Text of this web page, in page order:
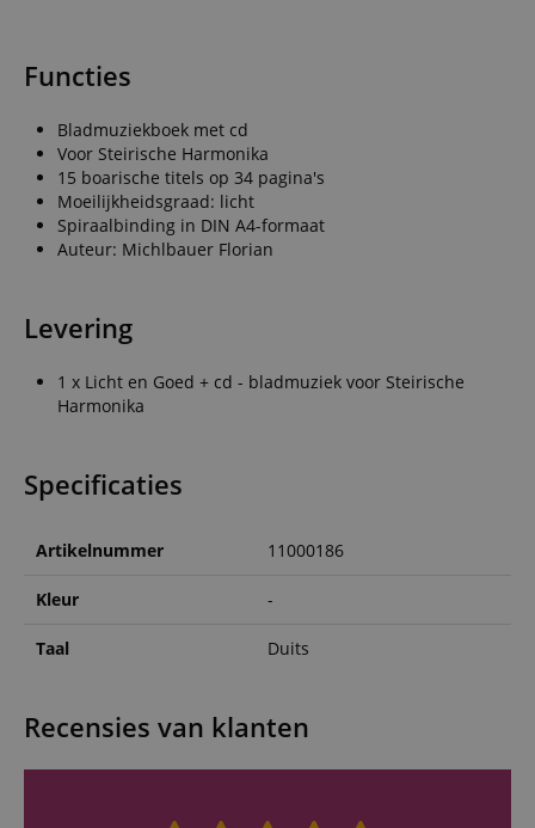
Functies
Bladmuziekboek met cd
Voor Steirische Harmonika
15 boarische titels op 34 pagina's
Moeilijkheidsgraad: licht
Spiraalbinding in DIN A4-formaat
Auteur: Michlbauer Florian
Levering
1 x Licht en Goed + cd - bladmuziek voor Steirische
Harmonika
Specificaties
Artikelnummer 11000186
Kleur -
Taal Duits
Recensies van klanten